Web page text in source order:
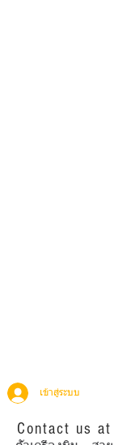
เข้าสู่ระบบ
Contact us